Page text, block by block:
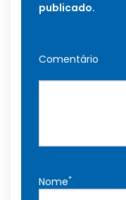
publicado.
Comentário
Nome*